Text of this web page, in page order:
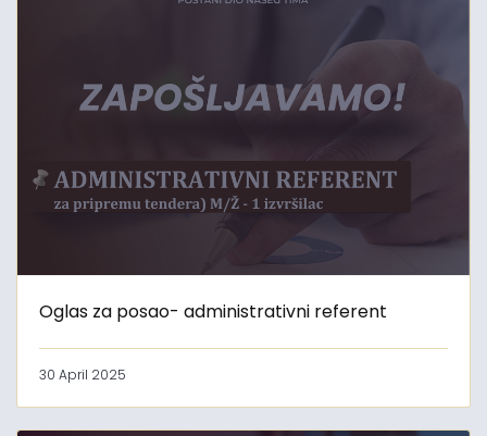
Oglas za posao- administrativni referent
30 April 2025